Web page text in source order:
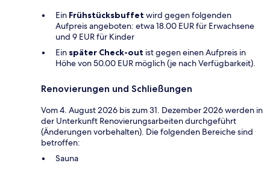
Ein Frühstücksbuffet wird gegen folgenden
Aufpreis angeboten: etwa 18.00 EUR für Erwachsene
und 9 EUR für Kinder
Ein später Check-out ist gegen einen Aufpreis in
Höhe von 50.00 EUR möglich (je nach Verfügbarkeit).
Renovierungen und Schließungen
Vom 4. August 2026 bis zum 31. Dezember 2026 werden in
der Unterkunft Renovierungsarbeiten durchgeführt
(Änderungen vorbehalten). Die folgenden Bereiche sind
betroffen:
Sauna